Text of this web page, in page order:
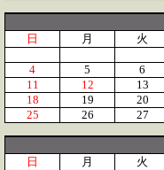
日
月 火
4
5 6
11
12 13
18
19 20
25
26 27
日
月 火